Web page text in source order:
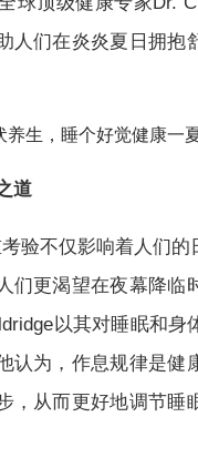
人们在炎炎夏日拥抱
道
验不仅影响着人们
们更渴望在夜幕降临
以其对睡眠和身
认为，作息规律是健
，从而更好地调节睡